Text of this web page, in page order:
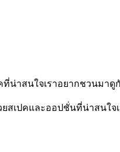
ที่น่าสนใจเราอยากชวนมา
สเปคและออปชั่นที่น่าสนใ